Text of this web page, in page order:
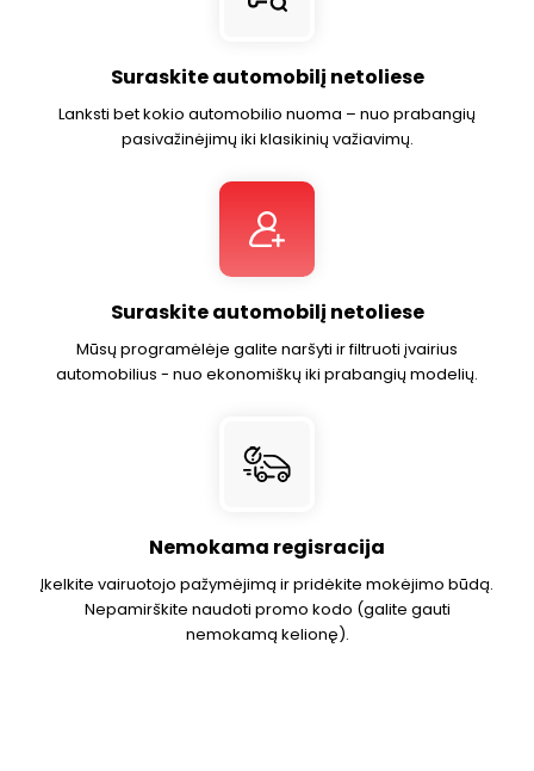
Suraskite automobilį netoliese
Lanksti bet kokio automobilio nuoma – nuo ​​prabangių
pasivažinėjimų iki klasikinių važiavimų.
Suraskite automobilį netoliese
Mūsų programėlėje galite naršyti ir filtruoti įvairius
automobilius - nuo ekonomiškų iki prabangių modelių.
Nemokama regisracija
Įkelkite vairuotojo pažymėjimą ir pridėkite mokėjimo būdą.
Nepamirškite naudoti promo kodo (galite gauti
nemokamą kelionę).